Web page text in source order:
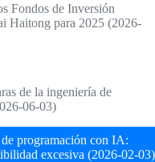
Fondos de Inversión
Haitong para 2025 (2026-
de la ingeniería de
06-03)
programación con IA:
excesiva (2026-02-03)